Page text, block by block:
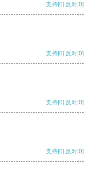
支持[0] 反对[0]
支持[0] 反对[0]
支持[0] 反对[0]
支持[0] 反对[0]